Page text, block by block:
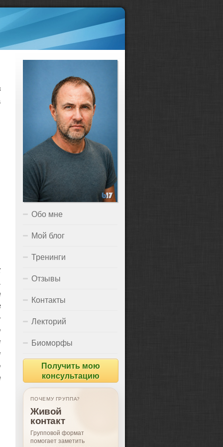
Обо мне
Мой блог
Тренинги
Отзывы
Контакты
Лекторий
Биоморфы
Получить мою
консультацию
ПОЧЕМУ ГРУППА?
Живой
контакт
Групповой формат
помогает заметить
ДЛЯ ЧЕГО ГРУППА?
Поддержка,
опыт, рост
Подходит тем, кто хочет
лучше понимать себя и